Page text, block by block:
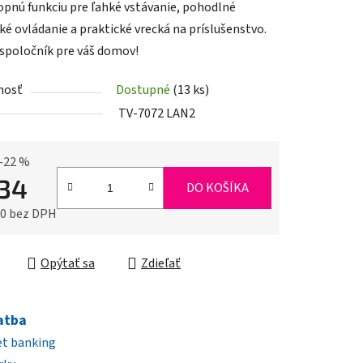
funkciu pre ľahké vstávanie, pohodlné
ovládanie a praktické vrecká na príslušenstvo.
pre váš domov!
Dostupné (13 ks)
TV-7072 LAN2
%
bez DPH
DO KOŠÍKA
Opýtať sa Zdieľať
banking